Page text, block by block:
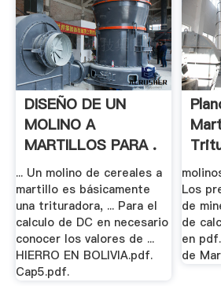
DISEÑO DE UN
MOLINO A
MARTILLOS PARA .
... Un molino de cereales a
martillo es básicamente
una trituradora, ... Para el
calculo de DC en necesario
conocer los valores de ...
HIERRO EN BOLIVIA.pdf.
Cap5.pdf.
Los
de
de
en
de